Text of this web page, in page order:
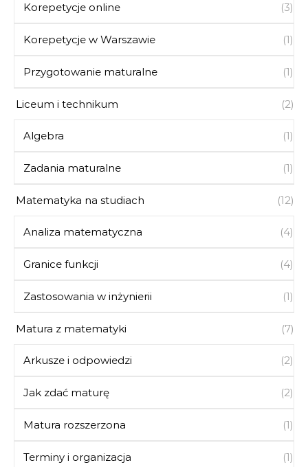
Korepetycje online (3)
Korepetycje w Warszawie (1)
Przygotowanie maturalne (1)
Liceum i technikum (2)
Algebra (1)
Zadania maturalne (1)
Matematyka na studiach (12)
Analiza matematyczna (4)
Granice funkcji (4)
Zastosowania w inżynierii (1)
Matura z matematyki (7)
Arkusze i odpowiedzi (2)
Jak zdać maturę (2)
Matura rozszerzona (1)
Terminy i organizacja (1)